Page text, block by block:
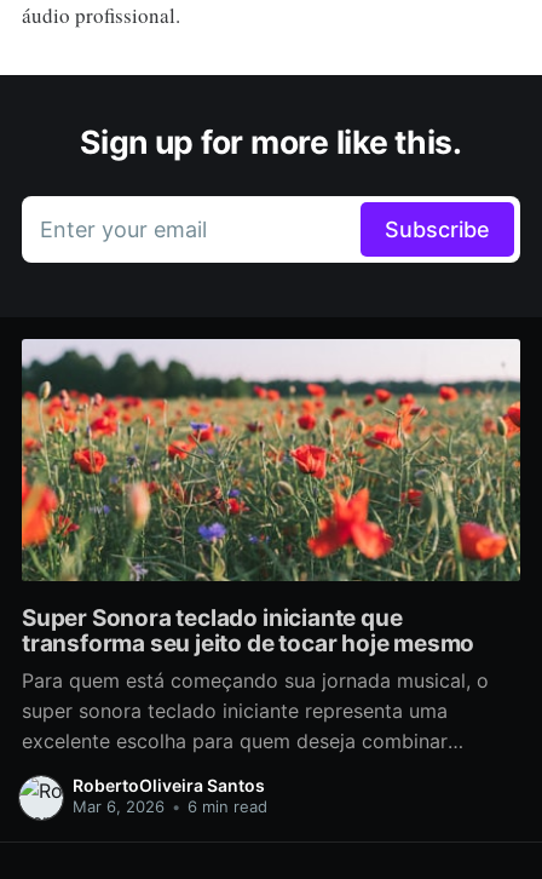
áudio profissional.
Sign up for more like this.
Enter your email Subscribe
Super Sonora teclado iniciante que
transforma seu jeito de tocar hoje mesmo
Para quem está começando sua jornada musical, o
super sonora teclado iniciante representa uma
excelente escolha para quem deseja combinar
qualidade sonora, facilidade de uso e recursos
essenciais que facilitam o aprendizado. O teclado
RobertoOliveira Santos
Mar 6, 2026 • 6 min read